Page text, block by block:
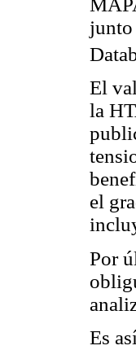
junto
El
la
el
Por
Es